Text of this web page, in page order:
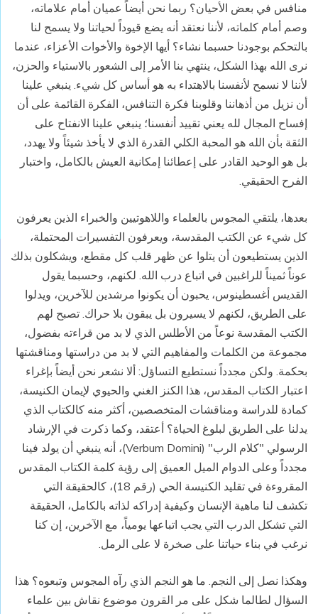
منافس في بعض الأحيان؟ ربما نحن أيضاً عميان أمام علاماته،
وصم أمام كلماته، لأننا نعتقد أنه يضع قيوداً لحياتنا ولا يسمح لنا
بالتحكم بوجودنا حسبما نشاء؟ أيها الإخوة والأخوات الأعزاء، عندما
نرى الله بهذا الشكل، ينتهي بنا الأمر إلى الشعور بالاستياء والحزن،
لأننا لا نسمح لأنفسنا بالاهتداء به هو أساس كل شيء. ينبغي علينا
أن نزيل من أذهاننا وقلوبنا فكرة التنافس، الفكرة القائمة على أن
إفساح المجال لله يعني تقييد أنفسنا؛ ينبغي علينا الانفتاح على
الثقة بأن الله هو المحبة الكلي القدرة الذي لا يأخذ شيئاً ولا يهدد،
بل هو الوحيد القادر على إعطائنا إمكانية العيش بالكامل، واختبار
الفرح الحقيقي.
بعدها، يلتقي المجوس بالعلماء واللاهوتيين والخبراء الذين يعرفون
كل شيء عن الكتب المقدسة، ويعرفون التفسيرات المحتملة،
الذين يستطيعون أن يتلوا عن ظهر قلب كل مقطع، ويشكلون بذلك
عوناً ثميناً للراغبين في اتباع درب الله. لكنهم، وحسبما يقول
القديس أغسطينوس، يحبون أن يكونوا مرشدين للآخرين، ويدلوا
على الطريق، لكنهم لا يسيرون بل يبقون بلا حراك. تصبح لهم
الكتب المقدسة نوعاً من الأطلس الذي لا بد من قراءته بفضول،
مجموعة من الكلمات والمفاهيم التي لا بد من دراستها ومناقشتها
بحكمة. ولكن مجدداً نستطيع التساؤل: ألا نشعر نحن أيضاً بإغراء
اعتبار الكتاب المقدس، هذا الكنز الغني والحيوي لإيمان الكنيسة،
كمادة للدراسة ومناقشات المتخصصين، أكثر منه كالكتاب الذي
يدلنا على الطريق لبلوغ الحياة؟ أعتقد، وكما ذكرت في الإرشاد
الرسولي "كلام الرب" (Verbum Domini)، أنه ينبغي أن يولد فينا
مجدداً وعلى الدوام الميل العميق إلى رؤية كلمة الكتاب المقدس
المقروءة في تقليد الكنيسة الحي (رقم 18)، كالحقيقة التي
تكشف لنا ماهية الإنسان وكيفية إدراكه لذاته بالكامل، الحقيقة
التي تشكل الدرب التي يجب اتباعها يومياً، مع الآخرين، إن كنا
نرغب في بناء حياتنا على صخرة لا على الرمل.
وهكذا نصل إلى النجم. ما هو النجم الذي رآه المجوس وتبعوه؟ هذا
السؤال لطالما شكل على مر القرون موضوع نقاش بين علماء